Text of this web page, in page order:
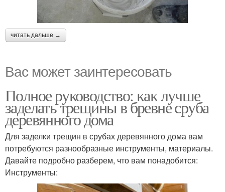
читать дальше →
Вас может заинтересовать
Полное руководство: как лучше
заделать трещины в бревне сруба
деревянного дома
Для заделки трещин в срубах деревянного дома вам
потребуются разнообразные инструменты, материалы.
Давайте подробно разберем, что вам понадобится:
Инструменты: